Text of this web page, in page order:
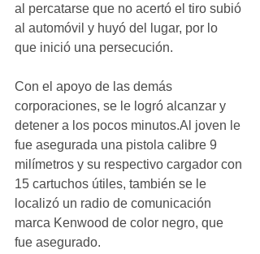
al percatarse que no acertó el tiro subió
al automóvil y huyó del lugar, por lo
que inició una persecución.
Con el apoyo de las demás
corporaciones, se le logró alcanzar y
detener a los pocos minutos.Al joven le
fue asegurada una pistola calibre 9
milímetros y su respectivo cargador con
15 cartuchos útiles, también se le
localizó un radio de comunicación
marca Kenwood de color negro, que
fue asegurado.